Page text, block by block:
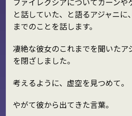
と話していた、と語るアジャニに
までのことを話します。
凄絶な彼女のこれまでを聞いたア
を閉ざしました。
考えるように、虚空を見つめて。
やがて彼から出てきた言葉。